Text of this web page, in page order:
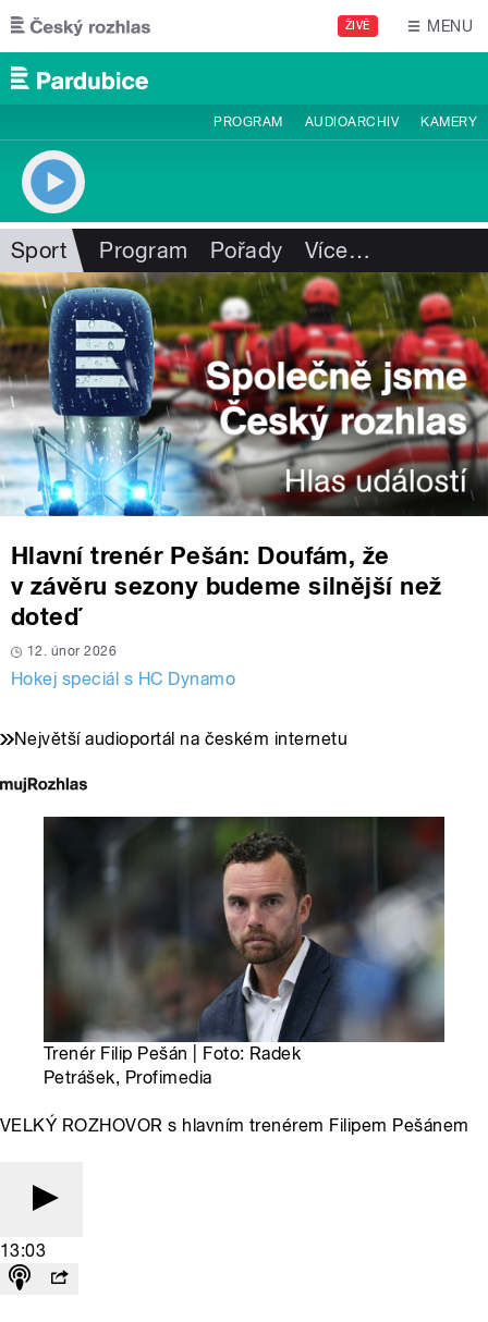
Přejít k hlavnímu obsahu
ŽIVĚ MENU
PROGRAM AUDIOARCHIV KAMERY
Sport Program Pořady Více…
Hlavní trenér Pešán: Doufám, že
v závěru sezony budeme silnější než
doteď
12. únor 2026
Hokej speciál s HC Dynamo
Největší audioportál na českém internetu
Trenér Filip Pešán | Foto: Radek
Petrášek, Profimedia
VELKÝ ROZHOVOR s hlavním trenérem Filipem Pešánem
13:03